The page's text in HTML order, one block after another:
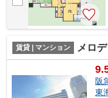
賃貸 | マンション メロ
阪
東